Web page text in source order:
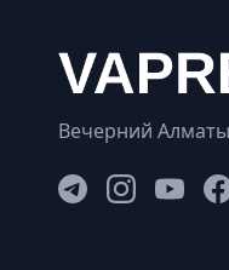
Вечерний